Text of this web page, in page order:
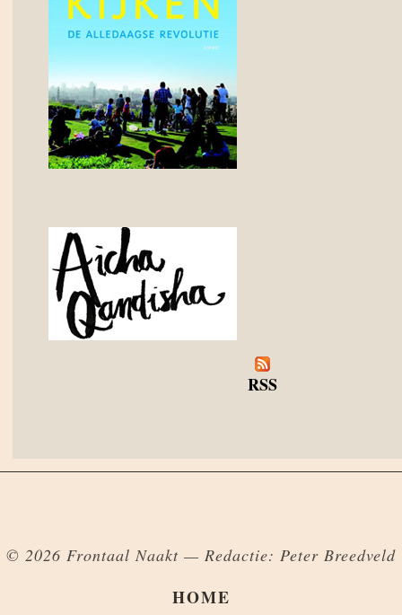
RSS
© 2026 Frontaal Naakt — Redactie: Peter Breedveld
HOME